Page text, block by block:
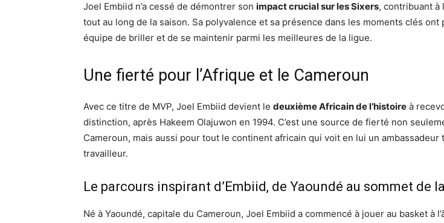
Joel Embiid n’a cessé de démontrer son impact crucial sur les Sixers, contribuant à
tout au long de la saison. Sa polyvalence et sa présence dans les moments clés ont
équipe de briller et de se maintenir parmi les meilleures de la ligue.
Une fierté pour l’Afrique et le Cameroun
Avec ce titre de MVP, Joel Embiid devient le deuxième Africain de l’histoire à
distinction, après Hakeem Olajuwon en 1994. C’est une source de fierté non
Cameroun, mais aussi pour tout le continent africain qui voit en lui un ambassadeur
travailleur.
Le parcours inspirant d’Embiid, de Yaoundé au sommet de
Né à Yaoundé, capitale du Cameroun, Joel Embiid a commencé à jouer au basket à